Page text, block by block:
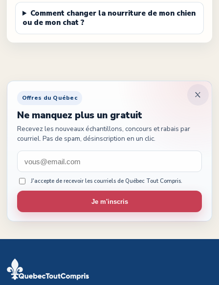
Comment changer la nourriture de mon chien
ou de mon chat ?
Offres du Québec
Ne manquez plus un gratuit
Recevez les nouveaux échantillons, concours et rabais par
courriel. Pas de spam, désinscription en un clic.
J'accepte de recevoir les courriels de Québec Tout Compris.
Je m'inscris